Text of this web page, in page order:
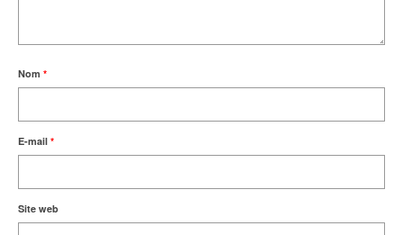
Nom *
E-mail *
Site web